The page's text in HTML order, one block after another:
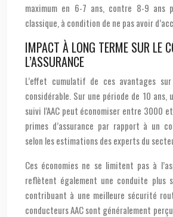
maximum en 6-7 ans, contre 8-9 ans
classique, à condition de ne pas avoir
IMPACT À LONG TERME SUR LE
L’ASSURANCE
L’effet cumulatif de ces avantages
considérable. Sur une période de 10 ans,
suivi l’AAC peut économiser entre 3000
primes d’assurance par rapport à un
selon les estimations des experts du
Ces économies ne se limitent pas à
reflètent également une conduite plus
contribuant à une meilleure sécurité
conducteurs AAC sont généralement